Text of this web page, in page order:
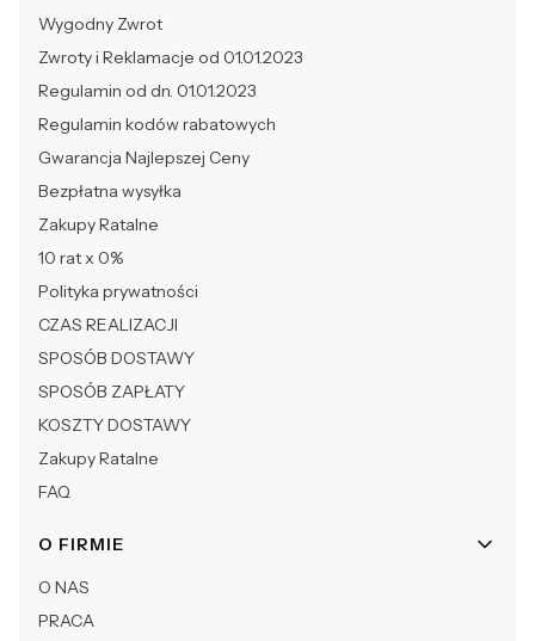
Wygodny Zwrot
Zwroty i Reklamacje od 01.01.2023
Regulamin od dn. 01.01.2023
Regulamin kodów rabatowych
Gwarancja Najlepszej Ceny
Bezpłatna wysyłka
Zakupy Ratalne
10 rat x 0%
Polityka prywatności
CZAS REALIZACJI
SPOSÓB DOSTAWY
SPOSÓB ZAPŁATY
KOSZTY DOSTAWY
Zakupy Ratalne
FAQ
O FIRMIE
O NAS
PRACA